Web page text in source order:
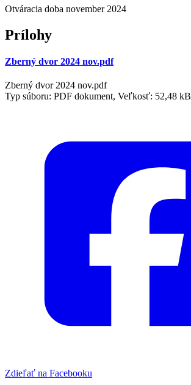
Otváracia doba november 2024
Prílohy
Zberný dvor 2024 nov.pdf
Zberný dvor 2024 nov.pdf
Typ súboru: PDF dokument, Veľkosť: 52,48 kB
Zdieľať na Facebooku